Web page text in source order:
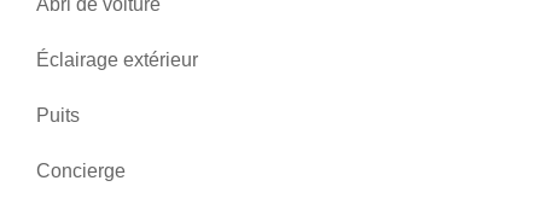
Abri de voiture
Éclairage extérieur
Puits
Concierge